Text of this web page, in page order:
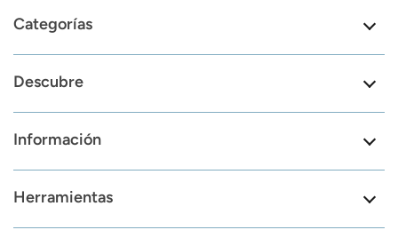
Categorías
Descubre
Información
Herramientas